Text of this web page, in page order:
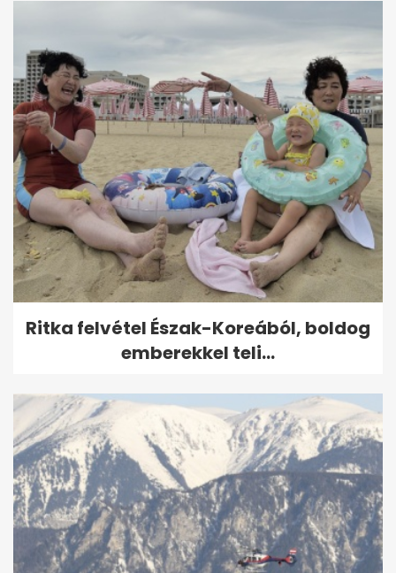
Ritka felvétel Észak-Koreából, boldog
emberekkel teli...